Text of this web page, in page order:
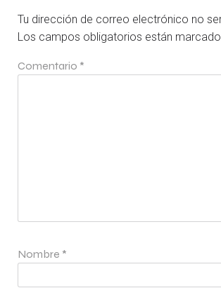
Tu dirección de correo electrónico no
Los campos obligatorios están
Comentario *
Nombre *